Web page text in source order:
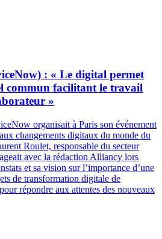
: « Le digital permet
commun facilitant le travail
»
organisait à Paris son événement
changements digitaux du monde du
Roulet, responsable du secteur
avec la rédaction Alliancy lors
et sa vision sur l’importance d’une
de transformation digitale de
répondre aux attentes des nouveaux